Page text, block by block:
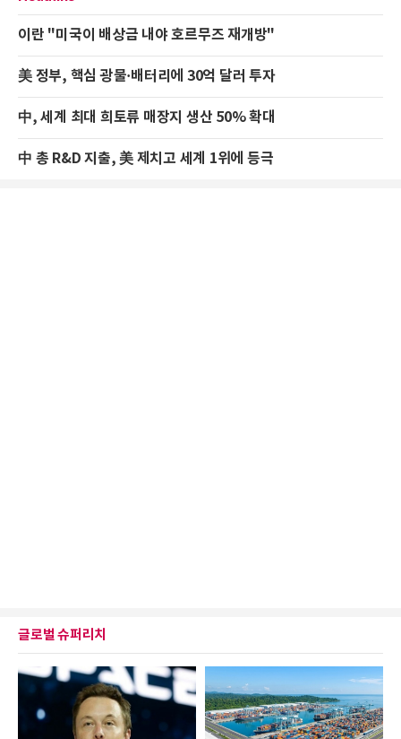
이란 "미국이 배상금 내야 호르무즈 재개방"
美 정부, 핵심 광물·배터리에 30억 달러 투자
中, 세계 최대 희토류 매장지 생산 50% 확대
中 총 R&D 지출, 美 제치고 세계 1위에 등극
글로벌 슈퍼리치